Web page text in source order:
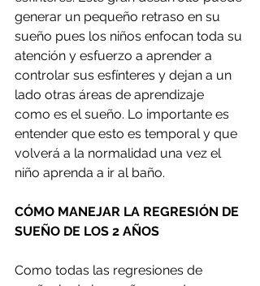
generar un pequeño retraso en su
sueño pues los niños enfocan toda su
atención y esfuerzo a aprender a
controlar sus esfínteres y dejan a un
lado otras áreas de aprendizaje
como es el sueño. Lo importante es
entender que esto es temporal y que
volverá a la normalidad una vez el
niño aprenda a ir al baño.
CÓMO MANEJAR LA REGRESIÓN DE
SUEÑO DE LOS 2 AÑOS
Como todas las regresiones de